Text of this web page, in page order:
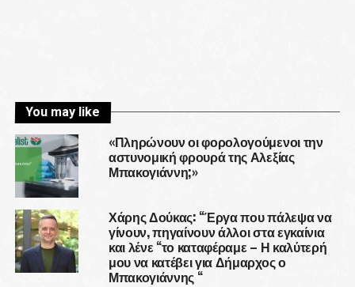
You may like
«Πληρώνουν οι φορολογούμενοι την
αστυνομική φρουρά της Αλεξίας
Μπακογιάννη;»
Χάρης Δούκας: “Έργα που πάλεψα να
γίνουν, πηγαίνουν άλλοι στα εγκαίνια
και λένε “το καταφέραμε – Η καλύτερή
μου να κατέβει για Δήμαρχος ο
Μπακογιάννης “